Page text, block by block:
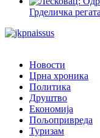
Грделичка регата
Новости
Црна хроника
Политика
Друштво
Економија
Пољопривреда
Туризам